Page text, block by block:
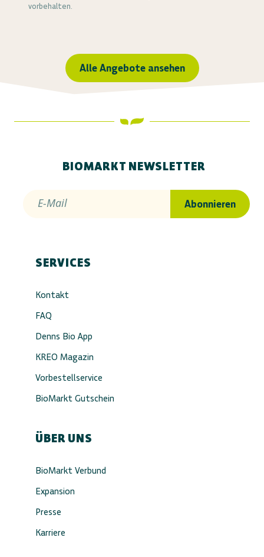
vorbehalten.
Alle Angebote ansehen
BIOMARKT NEWSLETTER
E-Mail Abonnieren
SERVICES
Kontakt
FAQ
Denns Bio App
KREO Magazin
Vorbestellservice
BioMarkt Gutschein
ÜBER UNS
BioMarkt Verbund
Expansion
Presse
Karriere